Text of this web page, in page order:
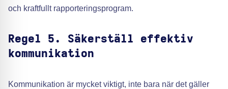
och kraftfullt rapporteringsprogram.
Regel 5. Säkerställ effektiv
kommunikation
Kommunikation är mycket viktigt, inte bara när det gäller